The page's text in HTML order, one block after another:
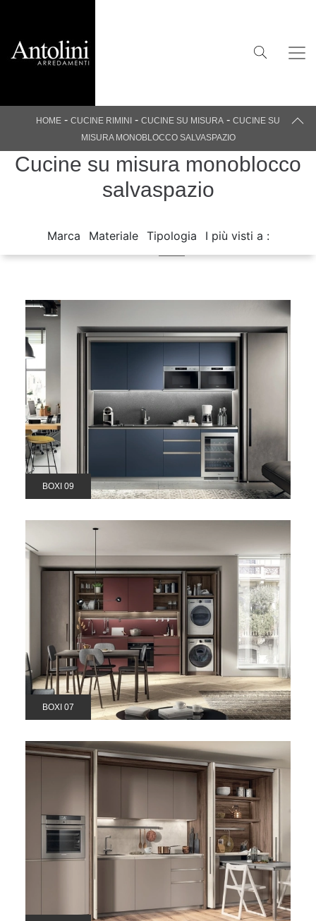
HOME - CUCINE RIMINI - CUCINE SU MISURA - CUCINE SU
MISURA MONOBLOCCO SALVASPAZIO
Cucine su misura monoblocco
salvaspazio
Marca Materiale Tipologia I più visti a :
BOXI 09
BOXI 07